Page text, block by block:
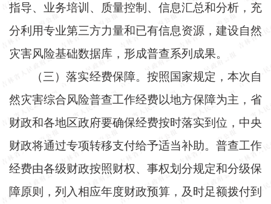
指导、业务培训、质量控制、信息汇总和分析，充
分利用专业第三方力量和已有信息资源，建设自然
灾害风险基础数据库，形成普查系列成果。
（三）落实经费保障。按照国家规定，本次自
然灾害综合风险普查工作经费以地方保障为主，省
财政和各地区政府要确保经费按时落实到位，中央
财政将通过专项转移支付给予适当补助。普查工作
经费由各级财政按照财权、事权划分规定和分级保
障原则，列入相应年度财政预算，及时足额拨付到